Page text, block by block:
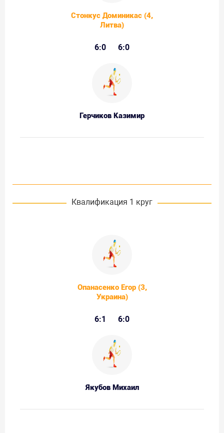
Стонкус Доминикас (4,
Литва)
6:0 6:0
Герчиков Казимир
Квалификация 1 круг
Опанасенко Егор (3,
Украина)
6:1 6:0
Якубов Михаил